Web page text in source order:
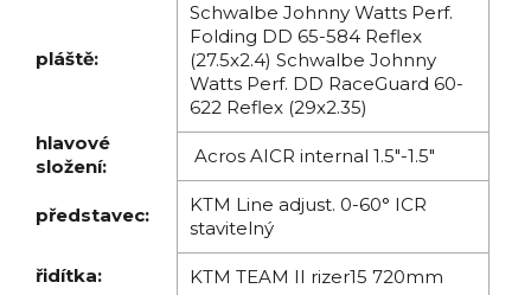
pláště:
Schwalbe Johnny Watts Perf.
Folding DD 65-584 Reflex
(27.5x2.4) Schwalbe Johnny
Watts Perf. DD RaceGuard 60-
622 Reflex (29x2.35)
hlavové
složení:
Acros AICR internal 1.5"-1.5"
představec:
KTM Line adjust. 0-60° ICR
stavitelný
řidítka: KTM TEAM II rizer15 720mm